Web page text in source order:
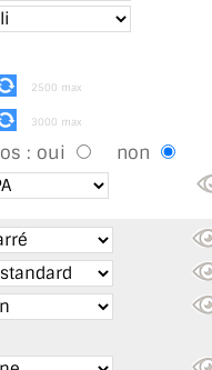
2500 max
3000 max
: oui
non